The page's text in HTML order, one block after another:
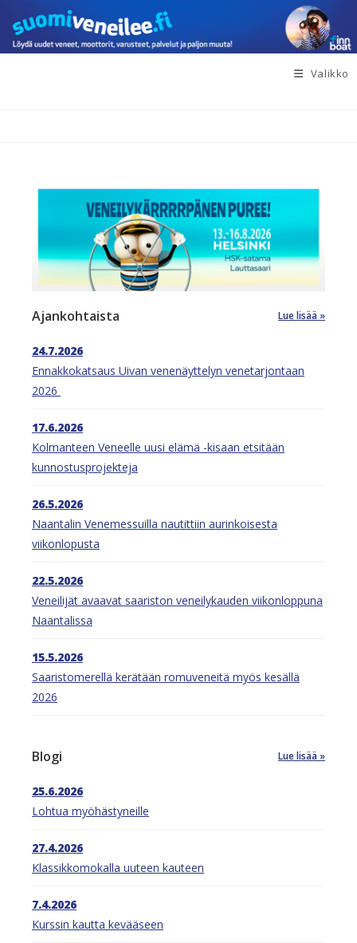
suoraan
sisältöön
Valikko
Ajankohtaista Lue lisää
24.7.2026
Ennakkokatsaus Uivan venenäyttelyn venetarjontaan
2026
17.6.2026
Kolmanteen Veneelle uusi elämä -kisaan etsitään
kunnostusprojekteja
26.5.2026
Naantalin Venemessuilla nautittiin aurinkoisesta
viikonlopusta
22.5.2026
Veneilijät avaavat saariston veneilykauden viikonloppuna
Naantalissa
15.5.2026
Saaristomerellä kerätään romuveneitä myös kesällä
2026
Blogi Lue lisää
25.6.2026
Lohtua myöhästyneille
27.4.2026
Klassikkomokalla uuteen kauteen
7.4.2026
Kurssin kautta kevääseen